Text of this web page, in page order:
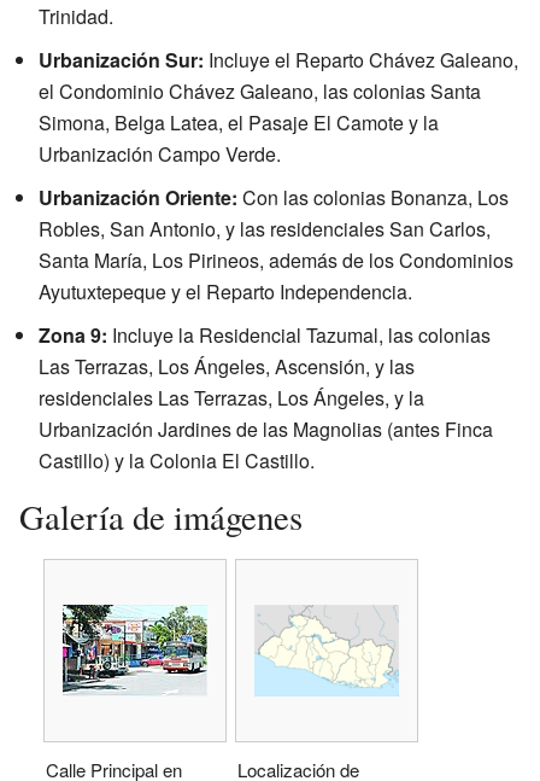
Trinidad.
Urbanización Sur: Incluye el Reparto Chávez Galeano,
el Condominio Chávez Galeano, las colonias Santa
Simona, Belga Latea, el Pasaje El Camote y la
Urbanización Campo Verde.
Urbanización Oriente: Con las colonias Bonanza, Los
Robles, San Antonio, y las residenciales San Carlos,
Santa María, Los Pirineos, además de los Condominios
Ayutuxtepeque y el Reparto Independencia.
Zona 9: Incluye la Residencial Tazumal, las colonias
Las Terrazas, Los Ángeles, Ascensión, y las
residenciales Las Terrazas, Los Ángeles, y la
Urbanización Jardines de las Magnolias (antes Finca
Castillo) y la Colonia El Castillo.
Galería de imágenes
Calle Principal en
Localización de